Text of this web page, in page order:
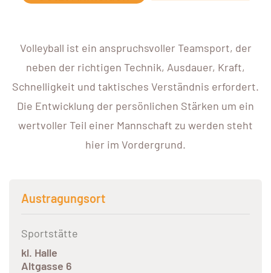
Volleyball ist ein anspruchsvoller Teamsport, der
neben der richtigen Technik, Ausdauer, Kraft,
Schnelligkeit und taktisches Verständnis erfordert.
Die Entwicklung der persönlichen Stärken um ein
wertvoller Teil einer Mannschaft zu werden steht
hier im Vordergrund.
Austragungsort
Sportstätte
kl. Halle
Altgasse 6